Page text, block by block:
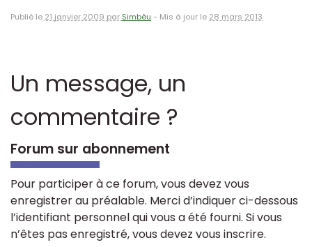
Publié le 21 janvier 2009 par Simbèu - Mis à jour le 28 mars 2013
Un message, un
commentaire ?
Forum sur abonnement
Pour participer à ce forum, vous devez vous
enregistrer au préalable. Merci d’indiquer ci-dessous
l’identifiant personnel qui vous a été fourni. Si vous
n’êtes pas enregistré, vous devez vous inscrire.